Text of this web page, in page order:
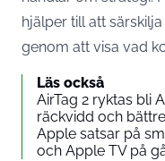
hjälper till att
genom att visa vad
Läs också
AirTag 2 ryktas bli
räckvidd och
Apple satsar på
och Apple TV på